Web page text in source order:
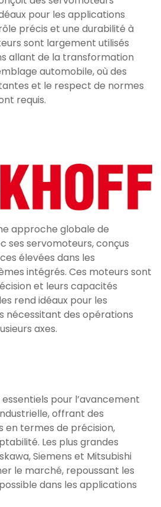
pour les applications
précis et une durabilité à
sont largement utilisés
allant de la transformation
automobile, où des
et le respect de normes
requis.
approche globale de
ses servomoteurs, conçus
élevées dans les
intégrés. Ces moteurs sont
et leurs capacités
rend idéaux pour les
nécessitant des opérations
axes.
pour l’avancement
offrant des
en termes de précision,
Les plus grandes
Siemens et Mitsubishi
le marché, repoussant les
dans les applications